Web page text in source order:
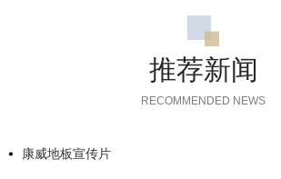
推荐新闻
RECOMMENDED NEWS
康威地板宣传片